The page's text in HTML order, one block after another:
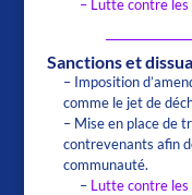
– Lutte contre
Sanctions et
– Imposition
comme le jet de
– Mise en place de
contrevenants afin
communauté.
– Lutte contre les